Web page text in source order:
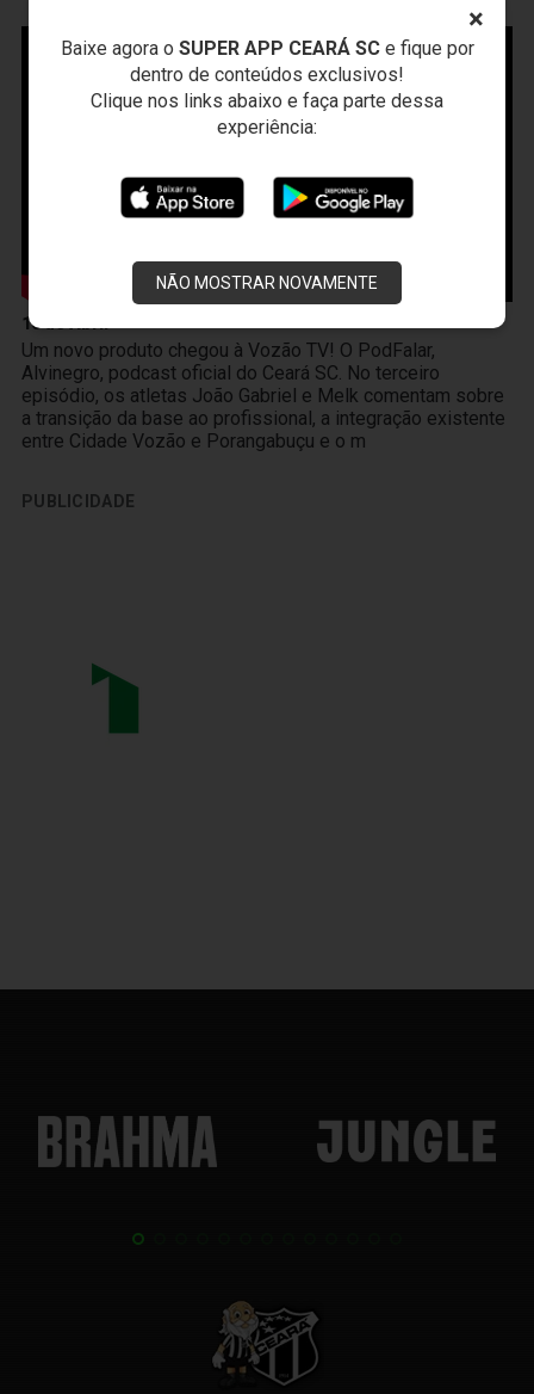
×
Baixe agora o SUPER APP CEARÁ SCe fique por
dentro de conteúdos exclusivos!
Clique nos links abaixo e faça parte dessa
experiência:
NÃO MOSTRAR NOVAMENTE
10 de Abril
Um novo produto chegou à Vozão TV! O PodFalar,
Alvinegro, podcast oficial do Ceará SC. No terceiro
episódio, os atletas João Gabriel e Melk comentam sobre
a transição da base ao profissional, a integração existente
entre Cidade Vozão e Porangabuçu e o m
PUBLICIDADE